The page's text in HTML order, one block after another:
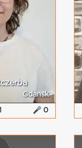
Gdansk
🎤 0